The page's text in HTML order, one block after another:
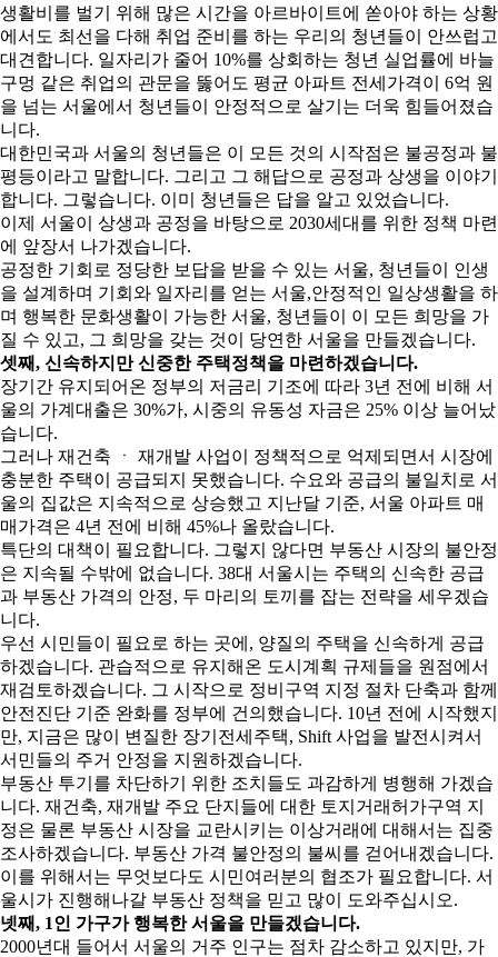
생활비를 벌기 위해 많은 시간을 아르바이트에 쏟아야 하는 상황
에서도 최선을 다해 취업 준비를 하는 우리의 청년들이 안쓰럽고
대견합니다. 일자리가 줄어 10%를 상회하는 청년 실업률에 바늘
구멍 같은 취업의 관문을 뚫어도 평균 아파트 전세가격이 6억 원
을 넘는 서울에서 청년들이 안정적으로 살기는 더욱 힘들어졌습
니다.
대한민국과 서울의 청년들은 이 모든 것의 시작점은 불공정과 불
평등이라고 말합니다. 그리고 그 해답으로 공정과 상생을 이야기
합니다. 그렇습니다. 이미 청년들은 답을 알고 있었습니다.
이제 서울이 상생과 공정을 바탕으로 2030세대를 위한 정책 마련
에 앞장서 나가겠습니다.
공정한 기회로 정당한 보답을 받을 수 있는 서울, 청년들이 인생
을 설계하며 기회와 일자리를 얻는 서울,안정적인 일상생활을 하
며 행복한 문화생활이 가능한 서울, 청년들이 이 모든 희망을 가
질 수 있고, 그 희망을 갖는 것이 당연한 서울을 만들겠습니다.
셋째, 신속하지만 신중한 주택정책을 마련하겠습니다.
장기간 유지되어온 정부의 저금리 기조에 따라 3년 전에 비해 서
울의 가계대출은 30%가, 시중의 유동성 자금은 25% 이상 늘어났
습니다.
그러나 재건축 ㆍ 재개발 사업이 정책적으로 억제되면서 시장에
충분한 주택이 공급되지 못했습니다. 수요와 공급의 불일치로 서
울의 집값은 지속적으로 상승했고 지난달 기준, 서울 아파트 매
매가격은 4년 전에 비해 45%나 올랐습니다.
특단의 대책이 필요합니다. 그렇지 않다면 부동산 시장의 불안정
은 지속될 수밖에 없습니다. 38대 서울시는 주택의 신속한 공급
과 부동산 가격의 안정, 두 마리의 토끼를 잡는 전략을 세우겠습
니다.
우선 시민들이 필요로 하는 곳에, 양질의 주택을 신속하게 공급
하겠습니다. 관습적으로 유지해온 도시계획 규제들을 원점에서
재검토하겠습니다. 그 시작으로 정비구역 지정 절차 단축과 함께
안전진단 기준 완화를 정부에 건의했습니다. 10년 전에 시작했지
만, 지금은 많이 변질한 장기전세주택, Shift 사업을 발전시켜서
서민들의 주거 안정을 지원하겠습니다.
부동산 투기를 차단하기 위한 조치들도 과감하게 병행해 가겠습
니다. 재건축, 재개발 주요 단지들에 대한 토지거래허가구역 지
정은 물론 부동산 시장을 교란시키는 이상거래에 대해서는 집중
조사하겠습니다. 부동산 가격 불안정의 불씨를 걷어내겠습니다.
이를 위해서는 무엇보다도 시민여러분의 협조가 필요합니다. 서
울시가 진행해나갈 부동산 정책을 믿고 많이 도와주십시오.
넷째, 1인 가구가 행복한 서울을 만들겠습니다.
2000년대 들어서 서울의 거주 인구는 점차 감소하고 있지만, 가